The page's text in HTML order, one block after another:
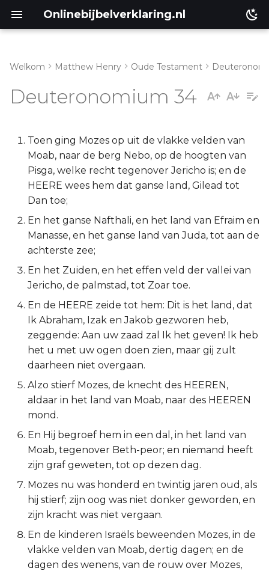
Onlinebijbelverklaring.nl
Deuteronomium 34:5-8
Deuteronomium 34:9-12
Lukas
Johannes
Handelingen
Romeinen
2 Korinthe
Galaten
Éfeze
Kolossenzen
1 Thessalonicenzen
2 Thessalonicenzen
1 Timótheüs
2 Timótheüs
Titus
Welkom Matthew Henry Oude Testament
Deuteronomium 34
Toen ging Mozes op uit de vlakke velden van
Moab, naar de berg Nebo, op de hoogten van
Pisga, welke recht tegenover Jericho is; en de
HEERE wees hem dat ganse land, Gilead tot
Dan toe;
En het ganse Nafthali, en het land van Efraim en
Manasse, en het ganse land van Juda, tot aan de
achterste zee;
En het Zuiden, en het effen veld der vallei van
Jericho, de palmstad, tot Zoar toe.
En de HEERE zeide tot hem: Dit is het land, dat
Ik Abraham, Izak en Jakob gezworen heb,
zeggende: Aan uw zaad zal Ik het geven! Ik heb
het u met uw ogen doen zien, maar gij zult
daarheen niet overgaan.
Alzo stierf Mozes, de knecht des HEEREN,
aldaar in het land van Moab, naar des HEEREN
mond.
En Hij begroef hem in een dal, in het land van
Moab, tegenover Beth-peor; en niemand heeft
zijn graf geweten, tot op dezen dag.
Mozes nu was honderd en twintig jaren oud, als
hij stierf; zijn oog was niet donker geworden, en
zijn kracht was niet vergaan.
En de kinderen Israëls beweenden Mozes, in de
vlakke velden van Moab, dertig dagen; en de
dagen des wenens, van de rouw over Mozes,